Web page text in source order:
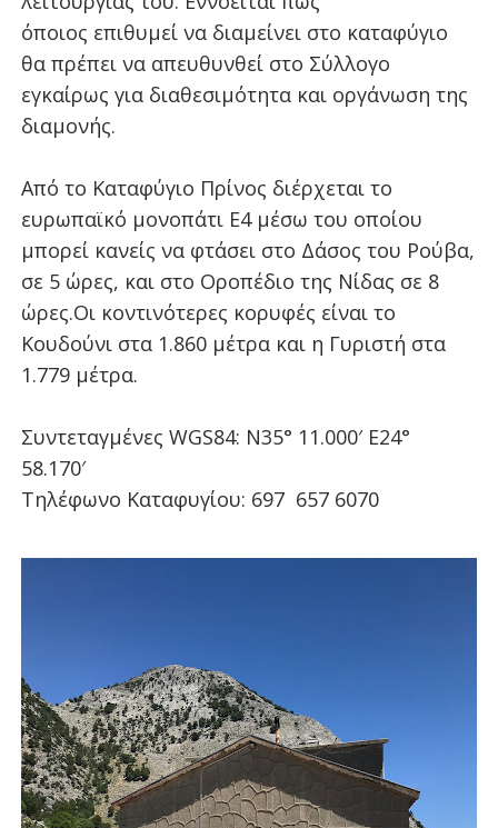
όποιος επιθυμεί να διαμείνει στο καταφύγιο
θα πρέπει να απευθυνθεί στο Σύλλογο
εγκαίρως για διαθεσιμότητα και οργάνωση της
διαμονής.
Από το Καταφύγιο Πρίνος διέρχεται το
ευρωπαϊκό μονοπάτι Ε4 μέσω του οποίου
μπορεί κανείς να φτάσει στο Δάσος του Ρούβα,
σε 5 ώρες, και στο Οροπέδιο της Νίδας σε 8
ώρες.Οι κοντινότερες κορυφές είναι το
Κουδούνι στα 1.860 μέτρα και η Γυριστή στα
1.779 μέτρα.
Συντεταγμένες WGS84: N35° 11.000′ E24°
58.170′
Τηλέφωνο Καταφυγίου: 697 657 6070